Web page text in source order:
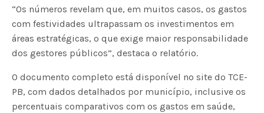
“Os números revelam que, em muitos casos, os gastos
com festividades ultrapassam os investimentos em
áreas estratégicas, o que exige maior responsabilidade
dos gestores públicos”, destaca o relatório.
O documento completo está disponível no site do TCE-
PB, com dados detalhados por município, inclusive os
percentuais comparativos com os gastos em saúde,